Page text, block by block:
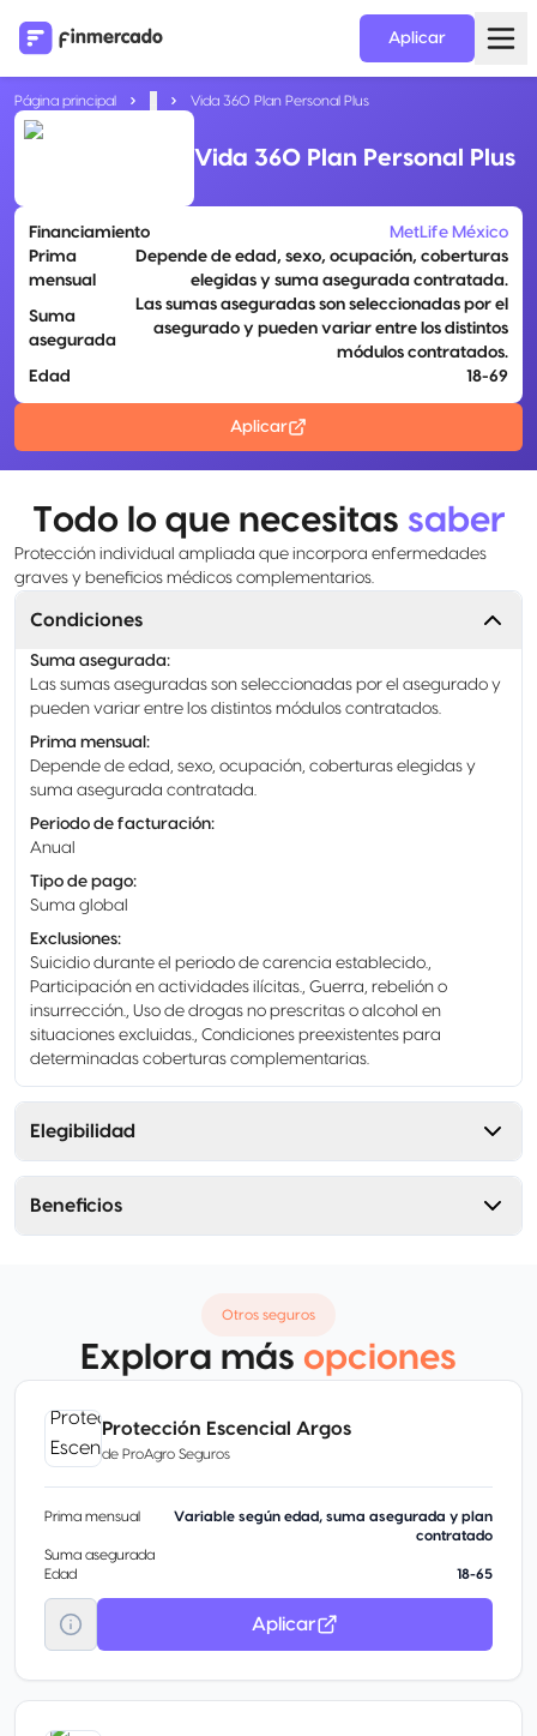
Aplicar
Página principal Vida 360 Plan Personal Plus
Vida 360 Plan Personal Plus
Financiamiento
MetLife México
Prima
mensual
Depende de edad, sexo, ocupación, coberturas
elegidas y suma asegurada contratada.
Suma
asegurada
Las sumas aseguradas son seleccionadas por el
asegurado y pueden variar entre los distintos
módulos contratados.
Edad
18-69
Aplicar
Todo lo que necesitas saber
Protección individual ampliada que incorpora enfermedades
graves y beneficios médicos complementarios.
Condiciones
Suma asegurada:
Las sumas aseguradas son seleccionadas por el asegurado y
pueden variar entre los distintos módulos contratados.
Prima mensual :
Depende de edad, sexo, ocupación, coberturas elegidas y
suma asegurada contratada.
Periodo de facturación:
Anual
Tipo de pago:
Suma global
Exclusiones:
Suicidio durante el periodo de carencia establecido.,
Participación en actividades ilícitas., Guerra, rebelión o
insurrección., Uso de drogas no prescritas o alcohol en
situaciones excluidas., Condiciones preexistentes para
determinadas coberturas complementarias.
Elegibilidad
Beneficios
Otros seguros
Explora más opciones
Protección Escencial Argos
de ProAgro Seguros
Prima mensual
Variable según edad, suma asegurada y plan
contratado
Suma asegurada
Edad
18-65
Aplicar